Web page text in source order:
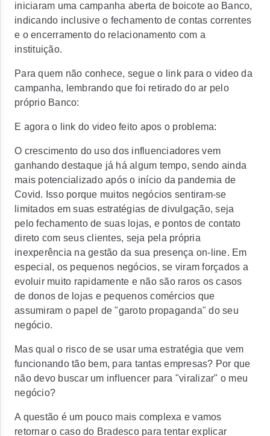
iniciaram uma campanha aberta de boicote ao Banco,
indicando inclusive o fechamento de contas correntes
e o encerramento do relacionamento com a
instituição.
Para quem não conhece, segue o link para o video da
campanha, lembrando que foi retirado do ar pelo
próprio Banco:
E agora o link do video feito apos o problema:
O crescimento do uso dos influenciadores vem
ganhando destaque já há algum tempo, sendo ainda
mais potencializado após o início da pandemia de
Covid. Isso porque muitos negócios sentiram-se
limitados em suas estratégias de divulgação, seja
pelo fechamento de suas lojas, e pontos de contato
direto com seus clientes, seja pela própria
inexperência na gestão da sua presença on-line. Em
especial, os pequenos negócios, se viram forçados a
evoluir muito rapidamente e não são raros os casos
de donos de lojas e pequenos comércios que
assumiram o papel de "garoto propaganda" do seu
negócio.
Mas qual o risco de se usar uma estratégia que vem
funcionando tão bem, para tantas empresas? Por que
não devo buscar um influencer para "viralizar" o meu
negócio?
A questão é um pouco mais complexa e vamos
retornar o caso do Bradesco para tentar explicar